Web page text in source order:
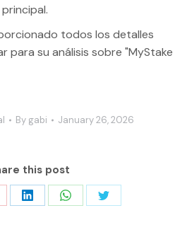
todos los detalles
para su análisis sobre "MyStake
By gabi January 26, 2026
this post
Share Share Share